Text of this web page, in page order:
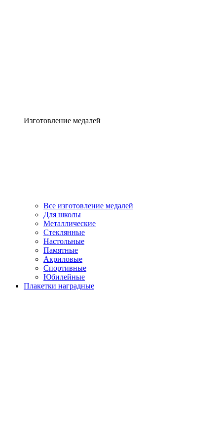
Изготовление медалей
Все изготовление медалей
Для школы
Металлические
Стеклянные
Настольные
Памятные
Акриловые
Спортивные
Юбилейные
Плакетки наградные